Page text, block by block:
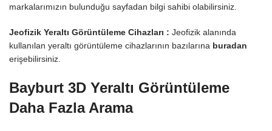
markalarımızın bulunduğu sayfadan bilgi sahibi olabilirsiniz.
Jeofizik Yeraltı Görüntüleme Cihazları : Jeofizik alanında
kullanılan yeraltı görüntüleme cihazlarının bazılarına buradan
erişebilirsiniz.
Bayburt 3D Yeraltı Görüntüleme
Daha Fazla Arama